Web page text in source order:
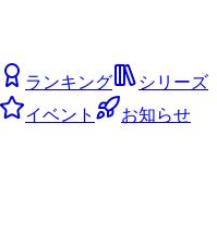
ランキング
シリーズ
イベント
お知らせ